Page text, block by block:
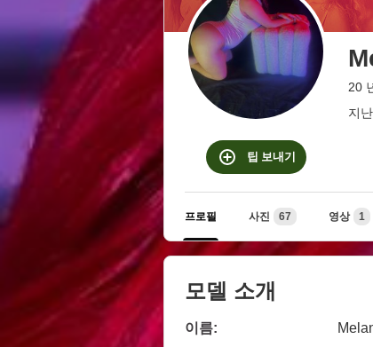
20
지
팁 보내기
프로필 사진 67 영상 1
모델 소개
이름: